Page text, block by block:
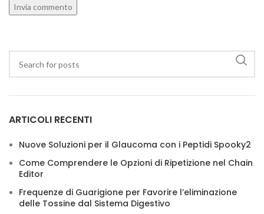
ARTICOLI RECENTI
Nuove Soluzioni per il Glaucoma con i Peptidi Spooky2
Come Comprendere le Opzioni di Ripetizione nel Chain
Editor
Frequenze di Guarigione per Favorire l’eliminazione
delle Tossine dal Sistema Digestivo